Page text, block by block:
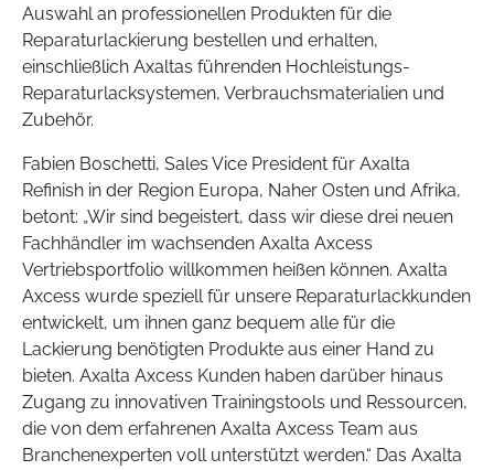
Auswahl an professionellen Produkten für die
Reparaturlackierung bestellen und erhalten,
einschließlich Axaltas führenden Hochleistungs-
Reparaturlacksystemen, Verbrauchsmaterialien und
Zubehör.
Fabien Boschetti, Sales Vice President für Axalta
Refinish in der Region Europa, Naher Osten und Afrika,
betont: „Wir sind begeistert, dass wir diese drei neuen
Fachhändler im wachsenden Axalta Axcess
Vertriebsportfolio willkommen heißen können. Axalta
Axcess wurde speziell für unsere Reparaturlackkunden
entwickelt, um ihnen ganz bequem alle für die
Lackierung benötigten Produkte aus einer Hand zu
bieten. Axalta Axcess Kunden haben darüber hinaus
Zugang zu innovativen Trainingstools und Ressourcen,
die von dem erfahrenen Axalta Axcess Team aus
Branchenexperten voll unterstützt werden.“ Das Axalta